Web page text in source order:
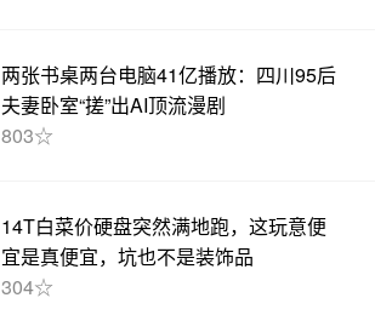
两张书桌两台电脑41亿播放：四川95后
夫妻卧室“搓”出AI顶流漫剧
803☆
14T白菜价硬盘突然满地跑，这玩意便
宜是真便宜，坑也不是装饰品
304☆